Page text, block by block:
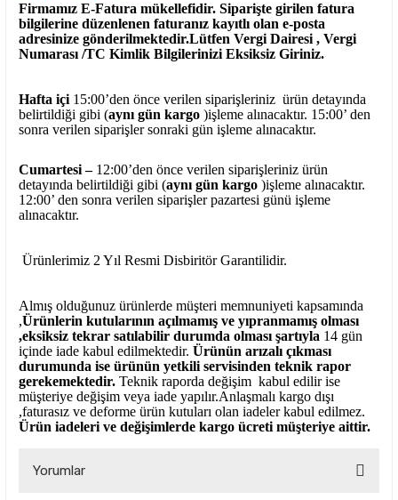
Firmamız E-Fatura mükellefidir. Siparişte girilen fatura
bilgilerine düzenlenen faturanız kayıtlı olan e-posta
adresinize gönderilmektedir.Lütfen Vergi Dairesi , Vergi
Numarası /TC Kimlik Bilgilerinizi Eksiksiz Giriniz.
Hafta içi 15:00’den önce verilen siparişleriniz ürün detayında
belirtildiği gibi (aynı gün kargo )işleme alınacaktır. 15:00’ den
sonra verilen siparişler sonraki gün işleme alınacaktır.
Cumartesi – 12:00’den önce verilen siparişleriniz ürün
detayında belirtildiği gibi (aynı gün kargo )işleme alınacaktır.
12:00’ den sonra verilen siparişler pazartesi günü işleme
alınacaktır.
Ürünlerimiz 2 Yıl Resmi Disbiritör Garantilidir.
Almış olduğunuz ürünlerde müşteri memnuniyeti kapsamında
,Ürünlerin kutularının açılmamış ve yıpranmamış olması
,eksiksiz tekrar satılabilir durumda olması şartıyla 14 gün
içinde iade kabul edilmektedir. Ürünün arızalı çıkması
durumunda ise ürünün yetkili servisinden teknik rapor
gerekemektedir. Teknik raporda değişim kabul edilir ise
müşteriye değişim veya iade yapılır.Anlaşmalı kargo dışı
,faturasız ve deforme ürün kutuları olan iadeler kabul edilmez.
Ürün iadeleri ve değişimlerde kargo ücreti müşteriye aittir.
Yorumlar